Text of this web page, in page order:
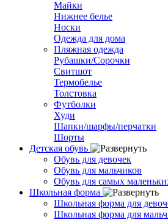
Майки
Нижнее белье
Носки
Одежда для дома
Пляжная одежда
Рубашки/Сорочки
Свитшот
Термобелье
Толстовка
Футболки
Худи
Шапки/шарфы/перчатки
Шорты
Детская обувь
Обувь для девочек
Обувь для мальчиков
Обувь для самых
Школьная форма
Школьная форма для
Школьная форма для